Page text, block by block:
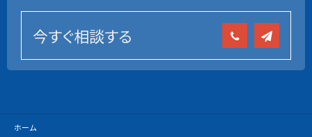
今すぐ相談する
ホーム